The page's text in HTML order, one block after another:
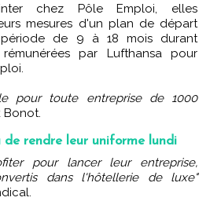
chez Pôle Emploi, elles
mesures d'un plan de départ
de 9 à 18 mois durant
par Lufthansa pour
pour toute entreprise de 1000
Bonot.
de rendre leur uniforme lundi
dans l'hôtellerie de luxe"